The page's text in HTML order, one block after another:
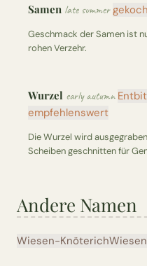
Samen late summer
Geschmack der Samen ist
rohen Verzehr.
Wurzel early autumn
empfehlenswert
Die Wurzel wird
Scheiben geschnitten für
Andere Namen
Wiesen-Knöterich